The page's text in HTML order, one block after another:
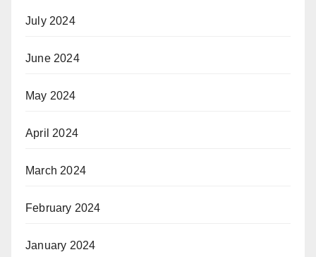
July 2024
June 2024
May 2024
April 2024
March 2024
February 2024
January 2024